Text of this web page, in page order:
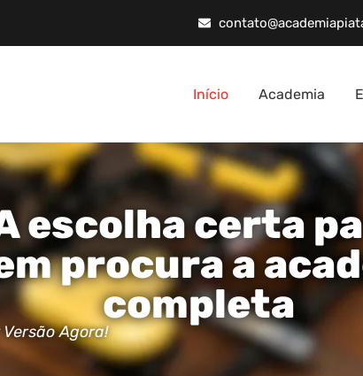
Início Academia
escolha certa
procura a
completa
Agora!